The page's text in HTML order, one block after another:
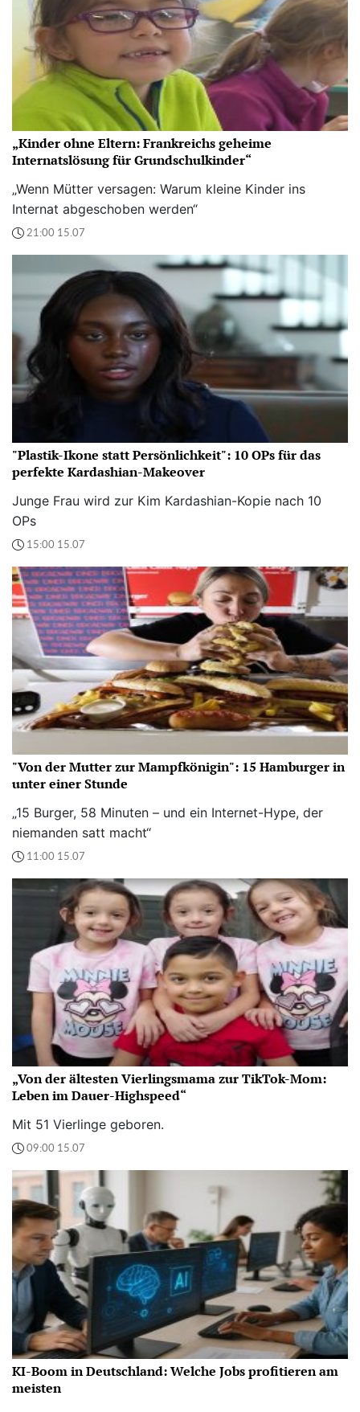
„Kinder ohne Eltern: Frankreichs geheime
Internatslösung für Grundschulkinder“
„Wenn Mütter versagen: Warum kleine Kinder ins
Internat abgeschoben werden“
21:00 15.07
"Plastik-Ikone statt Persönlichkeit": 10 OPs für das
perfekte Kardashian-Makeover
Junge Frau wird zur Kim Kardashian-Kopie nach 10
OPs
15:00 15.07
"Von der Mutter zur Mampfkönigin": 15 Hamburger in
unter einer Stunde
„15 Burger, 58 Minuten – und ein Internet-Hype, der
niemanden satt macht“
11:00 15.07
„Von der ältesten Vierlingsmama zur TikTok-Mom:
Leben im Dauer-Highspeed“
Mit 51 Vierlinge geboren.
09:00 15.07
KI-Boom in Deutschland: Welche Jobs profitieren am
meisten